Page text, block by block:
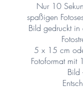
Nur 10
spaßigen
Bild gedruckt
5 x 15 cm
Fotoformat
Bild